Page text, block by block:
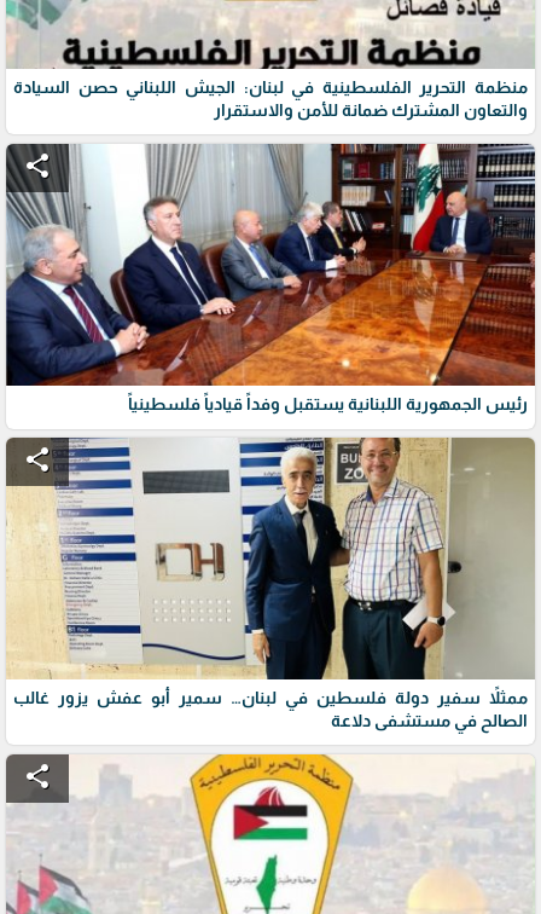
منظمة التحرير الفلسطينية في لبنان: الجيش اللبناني حصن السيادة
والتعاون المشترك ضمانة للأمن والاستقرار
share
رئيس الجمهورية اللبنانية يستقبل وفداً قيادياً فلسطينياً
share
ممثلاً سفير دولة فلسطين في لبنان… سمير أبو عفش يزور غالب
الصالح في مستشفى دلاعة
share